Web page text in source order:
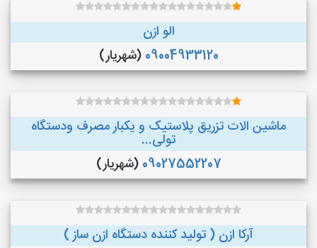
الو ازن
09004933120 (شهریار)
ماشین الات تزریق پلاستیک و یکبار مصرف ودستگاه
تولی...
09027552207 (شهریار)
آرکا ازن ( تولید کننده دستگاه ازن ساز )